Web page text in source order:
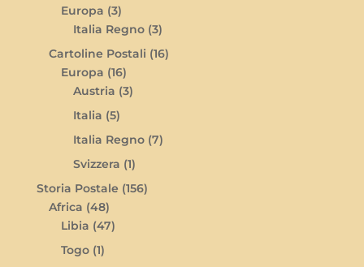
Europa (3)
Italia Regno (3)
Cartoline Postali (16)
Europa (16)
Austria (3)
Italia (5)
Italia Regno (7)
Svizzera (1)
Storia Postale (156)
Africa (48)
Libia (47)
Togo (1)